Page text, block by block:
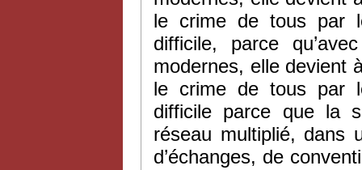
le crime de tous par
difficile, parce
modernes, elle devient
le crime de tous par
difficile parce que la
réseau multiplié, dans
d’échanges, de